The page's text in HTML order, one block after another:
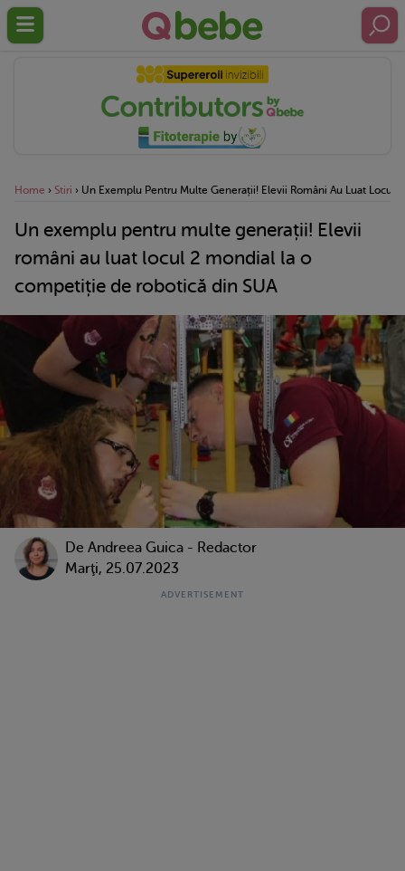
Home › Stiri › Un Exemplu Pentru Multe Generații! Elevii Români Au Luat Locul
Un exemplu pentru multe generații! Elevii
români au luat locul 2 mondial la o
competiție de robotică din SUA
De Andreea Guica - Redactor
Marţi, 25.07.2023